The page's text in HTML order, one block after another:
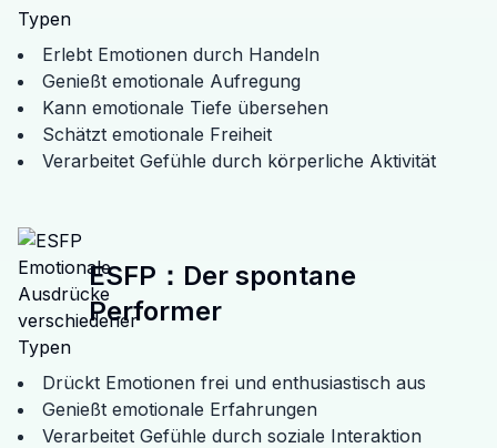
Erlebt Emotionen durch Handeln
Genießt emotionale Aufregung
Kann emotionale Tiefe übersehen
Schätzt emotionale Freiheit
Verarbeitet Gefühle durch körperliche Aktivität
ESFP ： Der spontane
Performer
Drückt Emotionen frei und enthusiastisch aus
Genießt emotionale Erfahrungen
Verarbeitet Gefühle durch soziale Interaktion